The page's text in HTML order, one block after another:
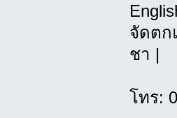
จัดตก
ชา |
โทร: